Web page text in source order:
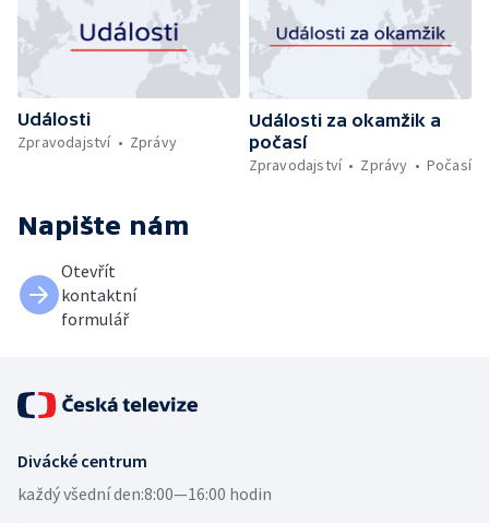
Události
Zpravodajství
Zprávy
Události za okamžik a
počasí
Zpravodajství
Zprávy Počasí
Napište nám
Otevřít
kontaktní
formulář
Divácké centrum
každý všední den:8:00—16:00 hodin